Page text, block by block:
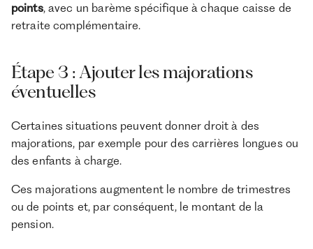
points, avec un barème spécifique à chaque caisse de
retraite complémentaire.
Étape 3 : Ajouter les majorations
éventuelles
Certaines situations peuvent donner droit à des
majorations, par exemple pour des carrières longues ou
des enfants à charge.
Ces majorations augmentent le nombre de trimestres
ou de points et, par conséquent, le montant de la
pension.